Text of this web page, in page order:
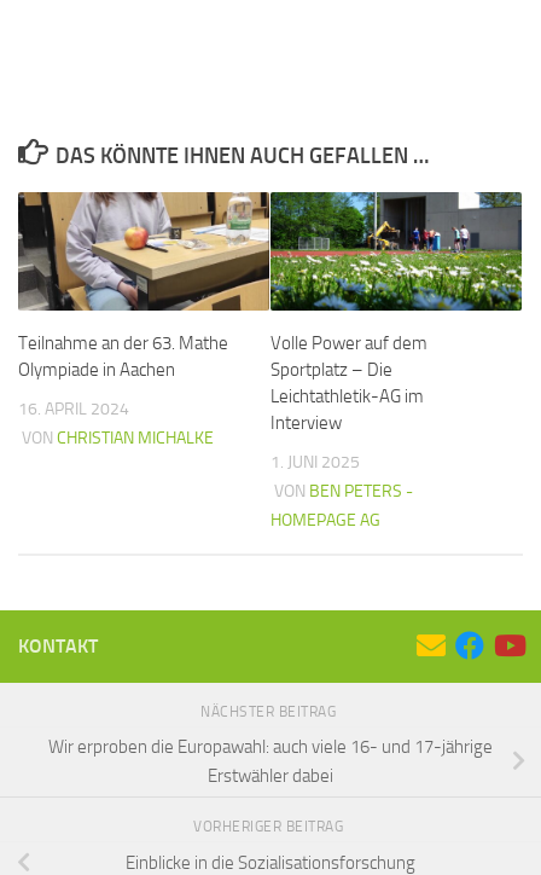
DAS KÖNNTE IHNEN AUCH GEFALLEN …
Teilnahme an der 63. Mathe
Olympiade in Aachen
16. APRIL 2024
VON CHRISTIAN MICHALKE
Volle Power auf dem
Sportplatz – Die
Leichtathletik-AG im
Interview
1. JUNI 2025
VON BEN PETERS -
HOMEPAGE AG
KONTAKT
NÄCHSTER BEITRAG
Wir erproben die Europawahl: auch viele 16- und 17-jährige
Erstwähler dabei
VORHERIGER BEITRAG
Einblicke in die Sozialisationsforschung